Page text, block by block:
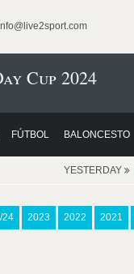
Cup 2024
FÚTBOL BALONCESTO
YESTERDAY
24 2023 2022 2021